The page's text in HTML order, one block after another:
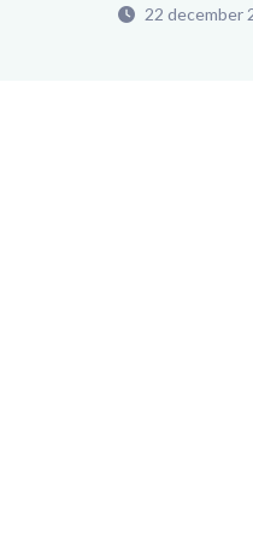
22 december